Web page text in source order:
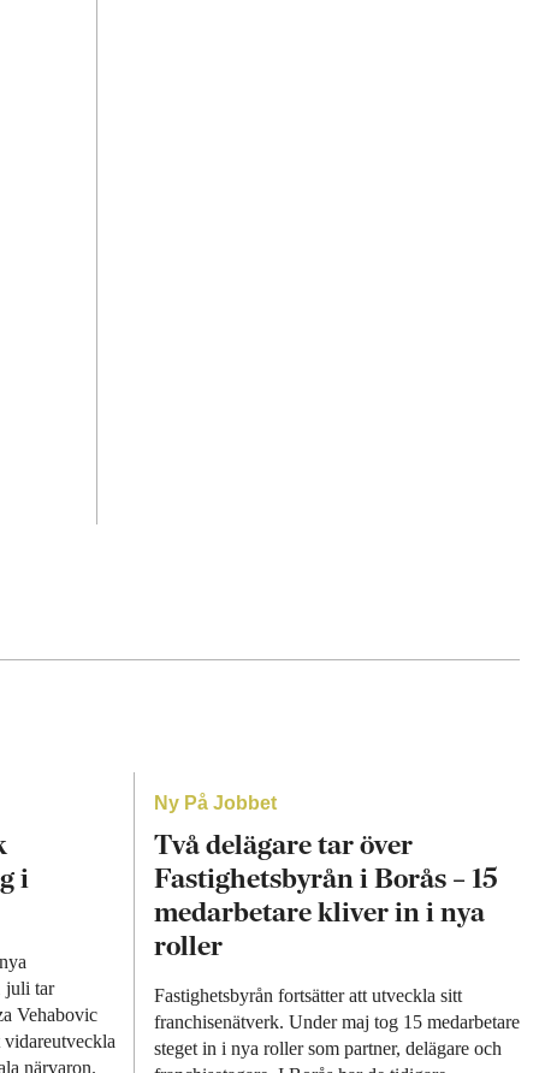
i
juli tar
Vehabovic
närvaron.
Ny På Jobbet
Två delägare tar över
Fastighetsbyrån i Borås – 15
medarbetare kliver in i nya
roller
Fastighetsbyrån fortsätter att utveckla sitt
franchisenätverk. Under maj tog 15 medarbetare
steget in i nya roller som partner, delägare och